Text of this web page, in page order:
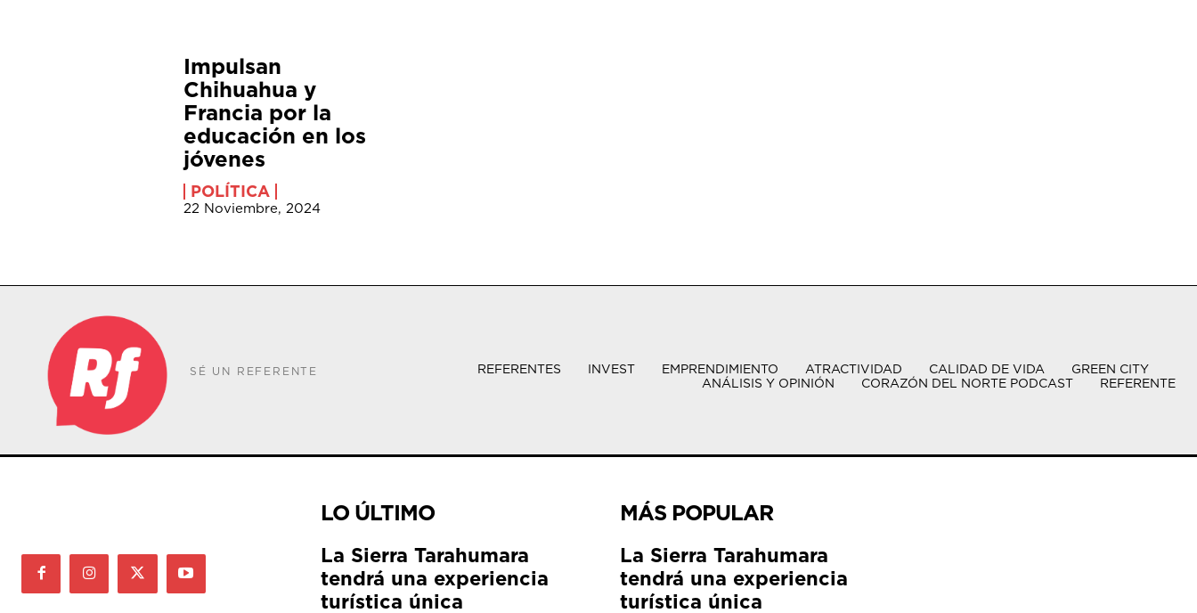
Impulsan
Chihuahua y
Francia por la
educación en los
jóvenes
POLÍTICA
22 Noviembre, 2024
SÉ UN REFERENTE REFERENTES INVEST EMPRENDIMIENTO ATRACTIVIDAD CALIDAD DE VIDA
GREEN CITY
ANÁLISIS Y OPINIÓN
CORAZÓN DEL NORTE PODCAST REFERENTE
LO ÚLTIMO
La Sierra Tarahumara
tendrá una experiencia
turística única
MÁS POPULAR
La Sierra Tarahumara
tendrá una experiencia
turística única